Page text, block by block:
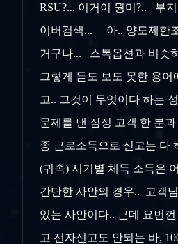
RSU?... 이거이 뭥미?.. 부
이버검색... 아.. 양도제한
거구나... 스톡옵션과 비슷
그렇게 듣도 보도 못한 용어
고.. 그것이 무엇이다 하는
문제를 낸 잠정 고객 한 분
종 근로소득으로 신고는 다
(귀속) 시기별 체득 소득은
간단한 사안의 경우.. 고객
있는 사안이다.. 근데 요번
고 전자신고도 안되는 바,